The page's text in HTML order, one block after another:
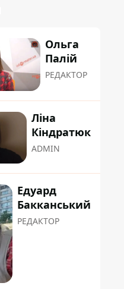
Ольга
Палій
РЕДАКТОР
Ліна
Кіндратюк
ADMIN
Едуард
Бакканський
РЕДАКТОР